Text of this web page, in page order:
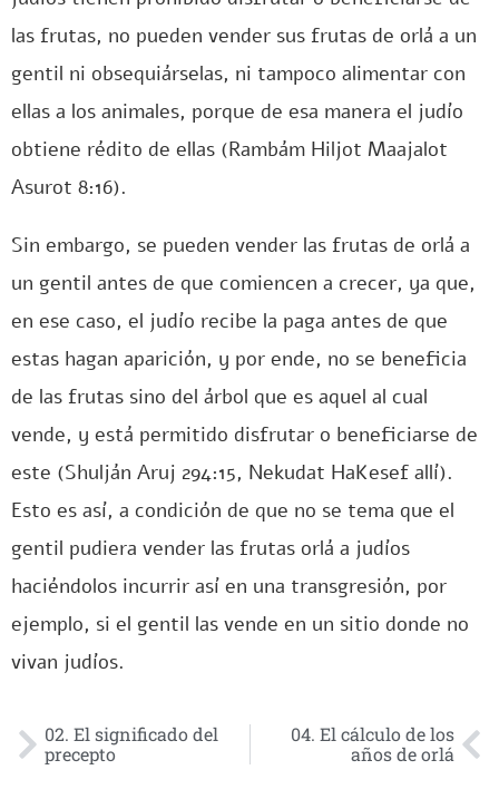
las frutas, no pueden vender sus frutas de orlá a un
gentil ni obsequiárselas, ni tampoco alimentar con
ellas a los animales, porque de esa manera el judío
obtiene rédito de ellas (Rambám Hiljot Maajalot
Asurot 8:16).
Sin embargo, se pueden vender las frutas de orlá a
un gentil antes de que comiencen a crecer, ya que,
en ese caso, el judío recibe la paga antes de que
estas hagan aparición, y por ende, no se beneficia
de las frutas sino del árbol que es aquel al cual
vende, y está permitido disfrutar o beneficiarse de
este (Shulján Aruj 294:15, Nekudat HaKesef allí).
Esto es así, a condición de que no se tema que el
gentil pudiera vender las frutas orlá a judíos
haciéndolos incurrir así en una transgresión, por
ejemplo, si el gentil las vende en un sitio donde no
vivan judíos.
02. El significado del
precepto
04. El cálculo de los
años de orlá